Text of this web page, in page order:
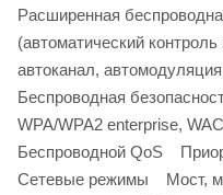
Расширенная
(автоматический
автоканал, автомодуляция
Беспроводная
WPA/WPA2 enterprise,
Беспроводной QoS
Сетевые режимы Мост,